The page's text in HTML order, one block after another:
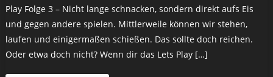
Play Folge 3 – Nicht lange schnacken, sondern direkt aufs Eis
und gegen andere spielen. Mittlerweile können wir stehen,
laufen und einigermaßen schießen. Das sollte doch reichen.
Oder etwa doch nicht? Wenn dir das Lets Play […]